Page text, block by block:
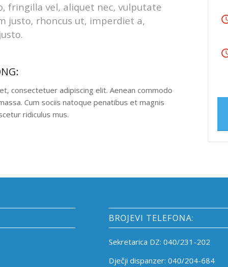
fringilla vel, aliquet nec, vulputate
justo, rhoncus ut, imperdiet a,
:
consectetuer adipiscing elit. Aenean commodo
Cum sociis natoque penatibus et magnis
ridiculus mus.
BROJEVI TELEFONA:
Sekretarica DZ: 040/231-202
Dječji dispanzer: 040/204-684